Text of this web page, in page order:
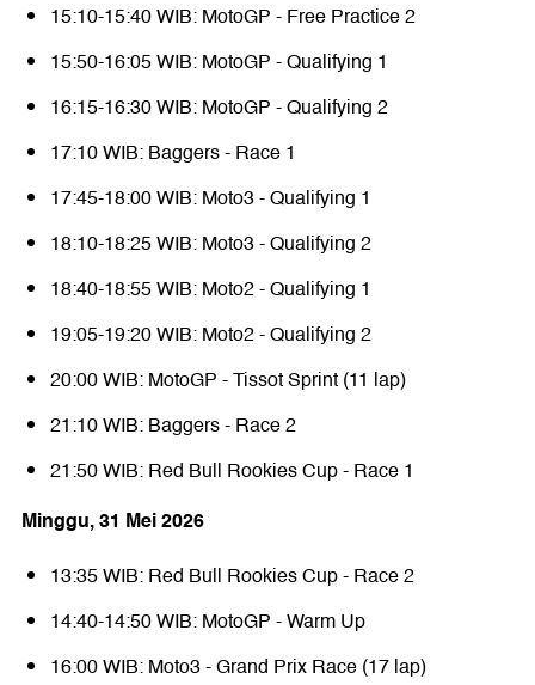
15:10-15:40 WIB: MotoGP - Free Practice 2
15:50-16:05 WIB: MotoGP - Qualifying 1
16:15-16:30 WIB: MotoGP - Qualifying 2
17:10 WIB: Baggers - Race 1
17:45-18:00 WIB: Moto3 - Qualifying 1
18:10-18:25 WIB: Moto3 - Qualifying 2
18:40-18:55 WIB: Moto2 - Qualifying 1
19:05-19:20 WIB: Moto2 - Qualifying 2
20:00 WIB: MotoGP - Tissot Sprint (11 lap)
21:10 WIB: Baggers - Race 2
21:50 WIB: Red Bull Rookies Cup - Race 1
Minggu, 31 Mei 2026
13:35 WIB: Red Bull Rookies Cup - Race 2
14:40-14:50 WIB: MotoGP - Warm Up
16:00 WIB: Moto3 - Grand Prix Race (17 lap)